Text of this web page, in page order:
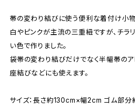
帯の変わり結びに使う便利な着付け小物
白やピンクが主流の三重紐ですが、チラ
い色で作りました。
袋帯の変わり結びだけでなく半幅帯の
座結びなどにも使えます。
サイズ：長さ約130cm×幅2cm ゴム部分